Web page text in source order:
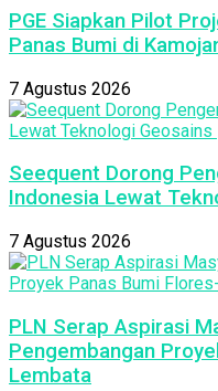
PGE Siapkan Pilot
Panas Bumi di
7 Agustus 2026
Seequent Dorong
Indonesia Lewat
7 Agustus 2026
PLN Serap Aspirasi
Pengembangan
Lembata